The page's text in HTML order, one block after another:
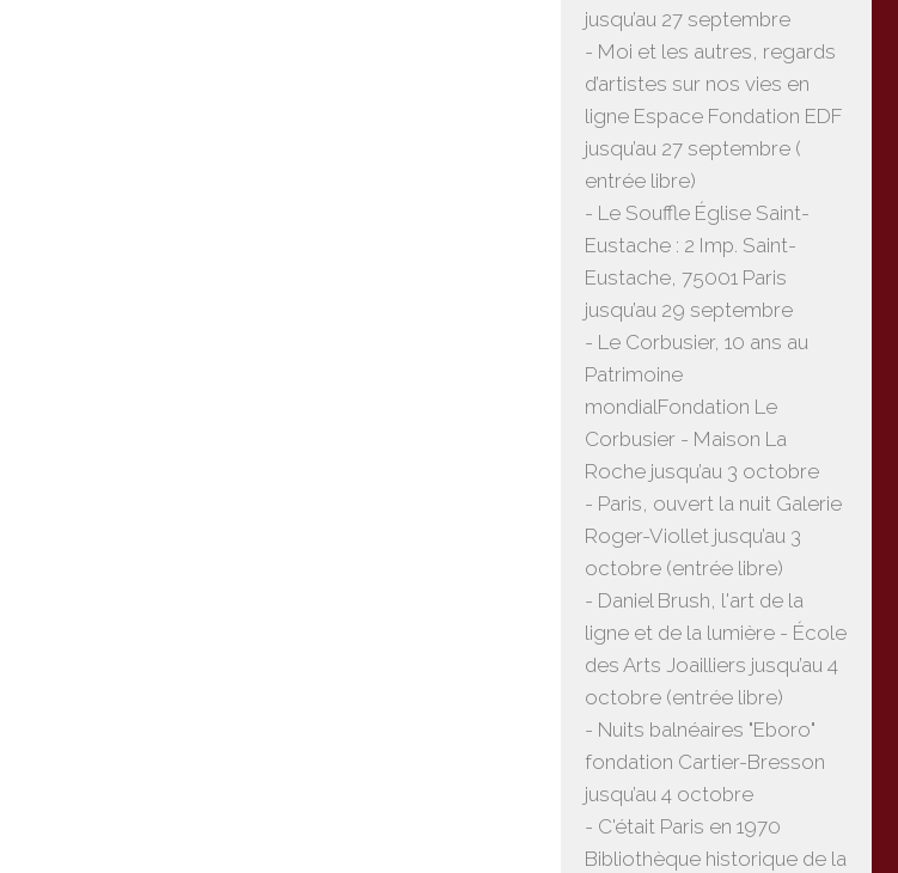
jusqu’au 27 septembre
- Moi et les autres, regards
d’artistes sur nos vies en
ligne Espace Fondation EDF
jusqu’au 27 septembre (
entrée libre)
- Le Souffle Église Saint-
Eustache : 2 Imp. Saint-
Eustache, 75001 Paris
jusqu’au 29 septembre
- Le Corbusier, 10 ans au
Patrimoine
mondialFondation Le
Corbusier - Maison La
Roche jusqu’au 3 octobre
- Paris, ouvert la nuit Galerie
Roger-Viollet jusqu’au 3
octobre (entrée libre)
- Daniel Brush, l'art de la
ligne et de la lumière - École
des Arts Joailliers jusqu’au 4
octobre (entrée libre)
- Nuits balnéaires "Eboro"
fondation Cartier-Bresson
jusqu’au 4 octobre
- C'était Paris en 1970
Bibliothèque historique de la